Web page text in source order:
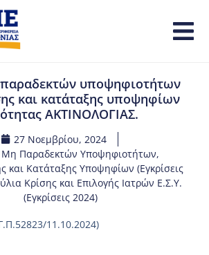
υποψηφιοτήτων
και κατάταξης υποψηφίων
ΑΚΤΙΝΟΛΟΓΙΑΣ.
27 Νοεμβρίου, 2024
Μη Παραδεκτών Υποψηφιοτήτων,
και Κατάταξης Υποψηφίων (Εγκρίσεις
Κρίσης και Επιλογής Ιατρών Ε.Σ.Υ.
(Εγκρίσεις 2024)
11.10.2024)